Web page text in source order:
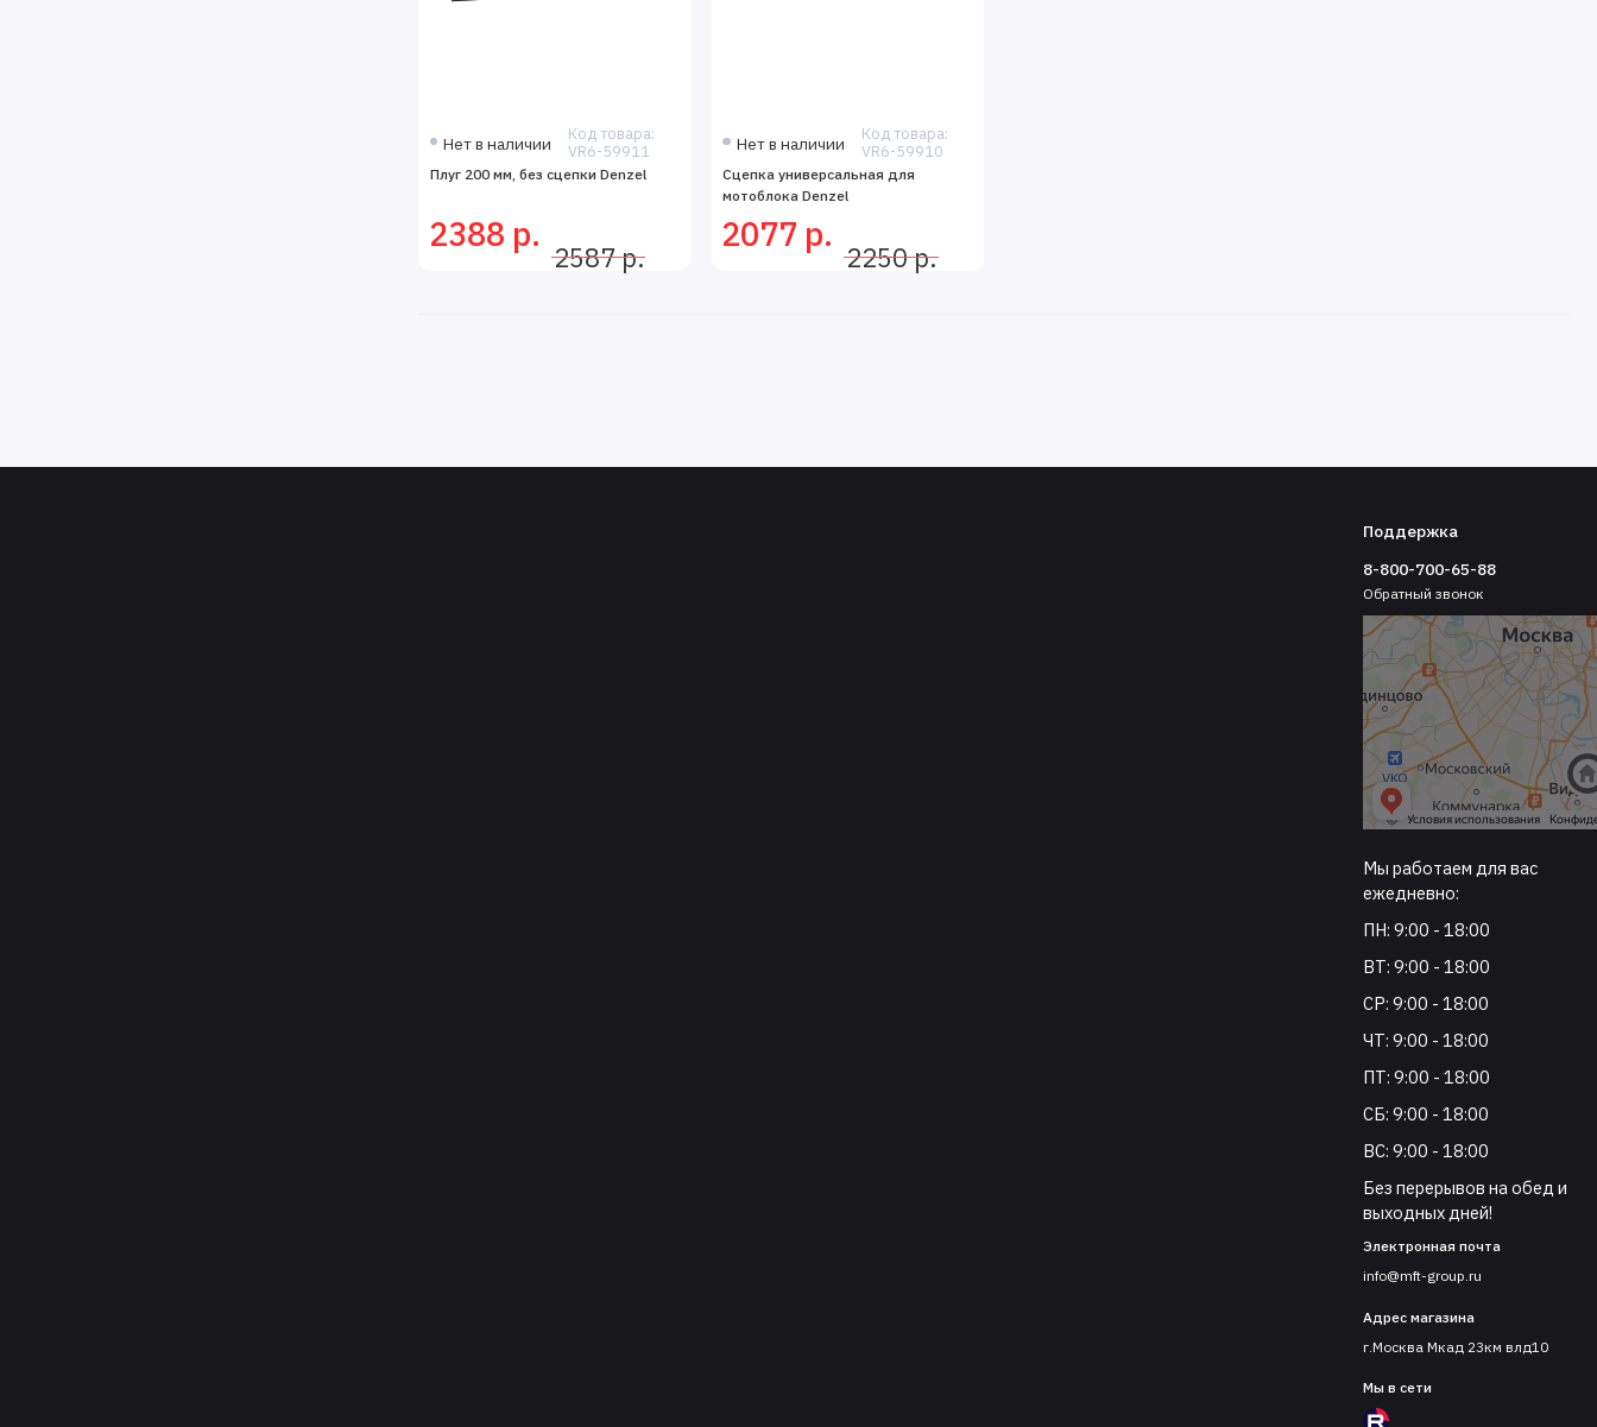
Нет в наличии
Код товара:
VR6-59911
Плуг 200 мм, без сцепки Denzel
2388 р.
2587 р.
Нет в наличии
Код товара:
VR6-59910
Сцепка универсальная для
мотоблока Denzel
2077 р.
2250 р.
Поддержка
8-800-700-65-88
Обратный звонок
Мы работаем для вас
ежедневно:
ПН: 9:00 - 18:00
ВТ: 9:00 - 18:00
СР: 9:00 - 18:00
ЧТ: 9:00 - 18:00
ПТ: 9:00 - 18:00
СБ: 9:00 - 18:00
ВС: 9:00 - 18:00
Без перерывов на обед и
выходных дней!
Электронная почта
info@mft-group.ru
Адрес магазина
г.Москва Мкад 23км влд10
Мы в сети